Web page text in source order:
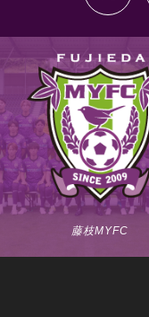
藤枝MYFC